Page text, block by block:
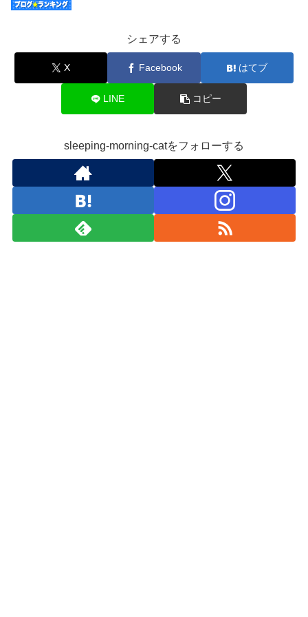
シェアする
X Facebook はてブ
LINE コピー
sleeping-morning-catをフォローする